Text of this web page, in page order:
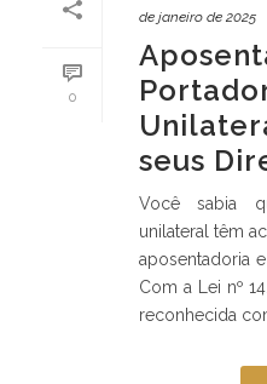
0
de janeiro de 2025
seus
Você sabia
unilateral têm
aposentadoria
Com a Lei nº
reconhecida